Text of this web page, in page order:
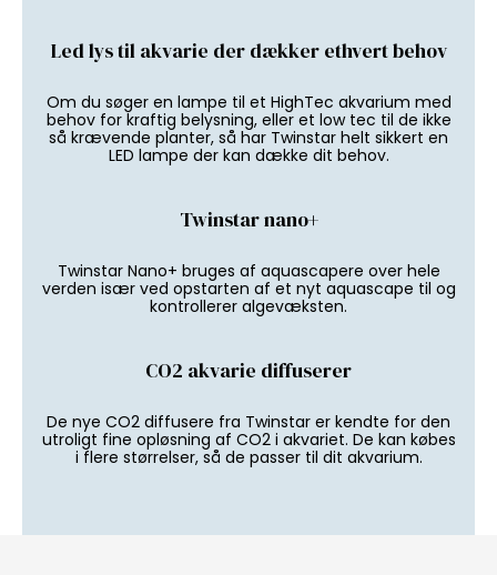
Led lys til akvarie der dækker ethvert behov
Om du søger en lampe til et HighTec akvarium med
behov for kraftig belysning, eller et low tec til de ikke
så krævende planter, så har Twinstar helt sikkert en
LED lampe der kan dække dit behov.
Twinstar nano+
Twinstar Nano+ bruges af aquascapere over hele
verden især ved opstarten af et nyt aquascape til og
kontrollerer algevæksten.
CO2 akvarie diffuserer
De nye CO2 diffusere fra Twinstar er kendte for den
utroligt fine opløsning af CO2 i akvariet. De kan købes
i flere størrelser, så de passer til dit akvarium.